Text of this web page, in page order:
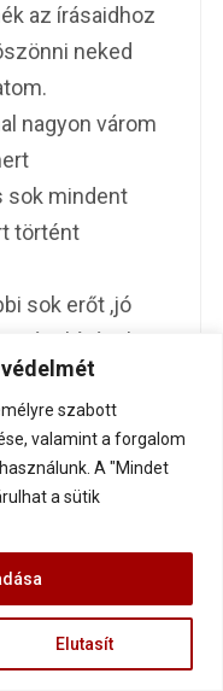
szabott
valamint a forgalom
A "Mindet
a sütik
Elutasít
az írásaidhoz
neked
nagyon várom
sok mindent
történt
sok erőt ,jó
kívánok a
jött.
is ugyanaz
hallani egy